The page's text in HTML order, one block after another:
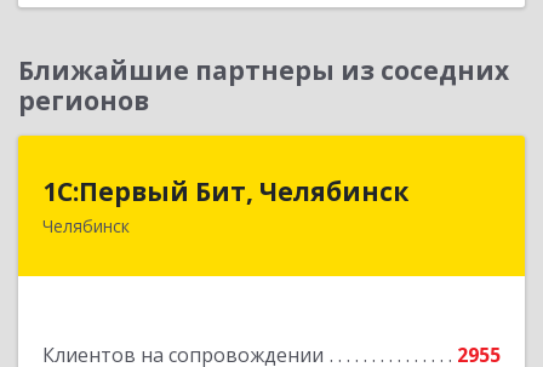
Ближайшие партнеры из соседних
регионов
1С:Первый Бит, Челябинск
Челябинск
Клиентов на сопровождении 2955
1С:Первый Бит, Челябинск